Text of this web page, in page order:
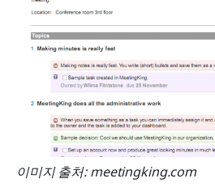
이미지 출처: meetingking.com